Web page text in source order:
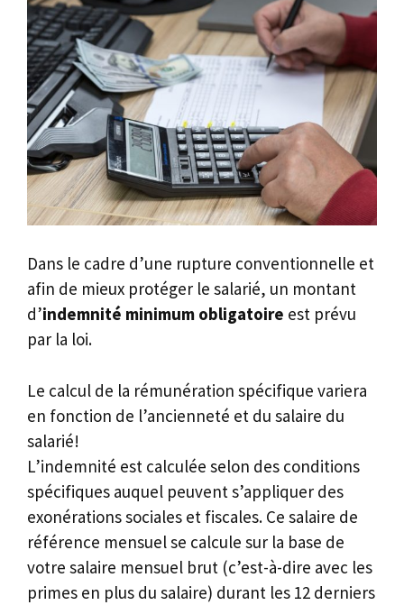
Dans le cadre d’une rupture conventionnelle et
afin de mieux protéger le salarié, un montant
d’indemnité minimum obligatoire est prévu
par la loi.
Le calcul de la rémunération spécifique variera
en fonction de l’ancienneté et du salaire du
salarié!
L’indemnité est calculée selon des conditions
spécifiques auquel peuvent s’appliquer des
exonérations sociales et fiscales. Ce salaire de
référence mensuel se calcule sur la base de
votre salaire mensuel brut (c’est-à-dire avec les
primes en plus du salaire) durant les 12 derniers